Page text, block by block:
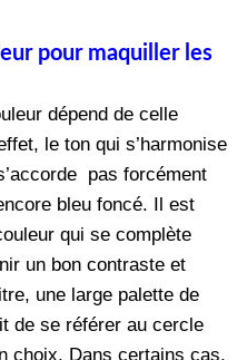
pour maquiller les
dépend de celle
le ton qui s’harmonise
pas forcément
bleu foncé. Il est
qui se complète
un bon contraste et
une large palette de
de se référer au cercle
choix. Dans certains cas,